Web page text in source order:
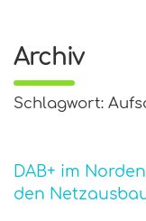
Archiv
Schlagwort:
DAB+ im
den